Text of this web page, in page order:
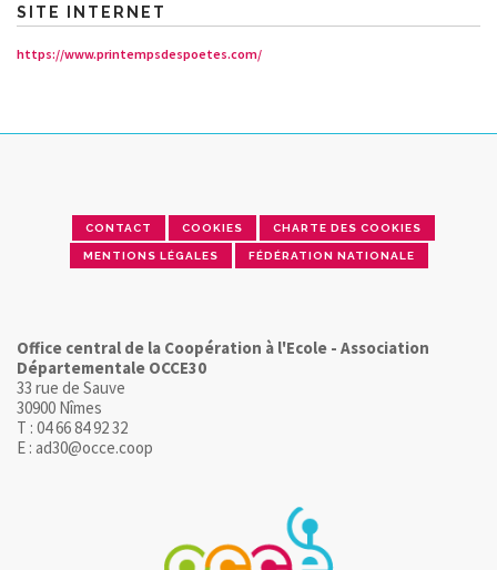
SITE INTERNET
https://www.printempsdespoetes.com/
CONTACT COOKIES CHARTE DES COOKIES
MENTIONS LÉGALES FÉDÉRATION NATIONALE
Office central de la Coopération à l'Ecole - Association
Départementale OCCE30
33 rue de Sauve
30900 Nîmes
T : 04 66 84 92 32
E : ad30@occe.coop